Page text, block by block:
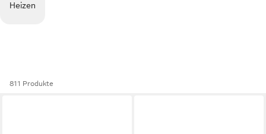
Heizen
811 Produkte